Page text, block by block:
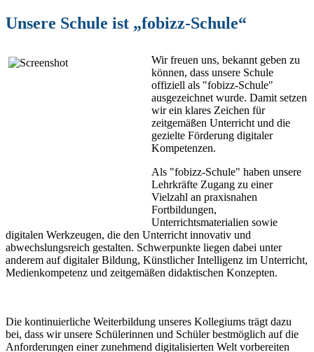
Unsere Schule ist „fobizz-Schule“
Wir freuen uns, bekannt geben zu
können, dass unsere Schule
offiziell als "fobizz-Schule"
ausgezeichnet wurde. Damit setzen
wir ein klares Zeichen für
zeitgemäßen Unterricht und die
gezielte Förderung digitaler
Kompetenzen.
Als "fobizz-Schule" haben unsere
Lehrkräfte Zugang zu einer
Vielzahl an praxisnahen
Fortbildungen,
Unterrichtsmaterialien sowie
digitalen Werkzeugen, die den Unterricht innovativ und
abwechslungsreich gestalten. Schwerpunkte liegen dabei unter
anderem auf digitaler Bildung, Künstlicher Intelligenz im Unterricht,
Medienkompetenz und zeitgemäßen didaktischen Konzepten.
Die kontinuierliche Weiterbildung unseres Kollegiums trägt dazu
bei, dass wir unsere Schülerinnen und Schüler bestmöglich auf die
Anforderungen einer zunehmend digitalisierten Welt vorbereiten